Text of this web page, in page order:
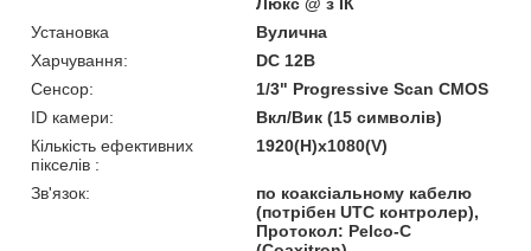
Установка
Вулична
Харчування:
DC 12В
Сенсор:
1/3" Progressive Scan CMOS
ID камери:
Вкл/Вик (15 символів)
Кількість ефективних
пікселів :
1920(H)х1080(V)
Зв'язок:
по коаксіальному кабелю
(потрібен UTC контролер),
Протокол: Pelco-C